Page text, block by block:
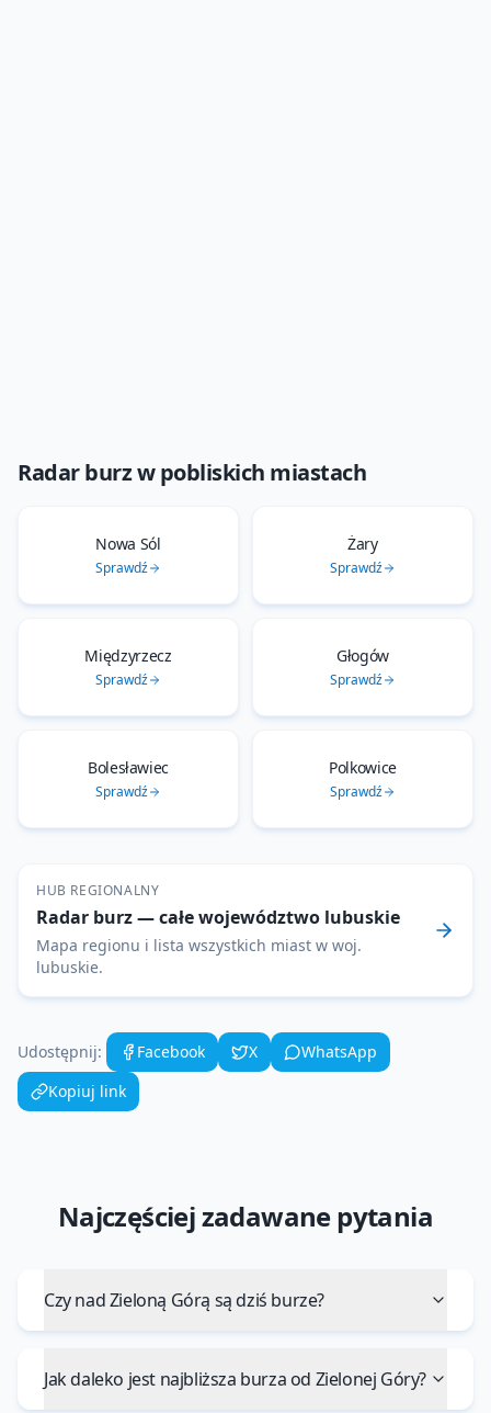
Radar burzw pobliskich miastach
Nowa Sól
Sprawdź
Żary
Sprawdź
Międzyrzecz
Sprawdź
Głogów
Sprawdź
Bolesławiec
Sprawdź
Polkowice
Sprawdź
HUB REGIONALNY
Radar burz— całe województwo lubuskie
Mapa regionu i lista wszystkich miast w woj.
lubuskie.
Udostępnij: Facebook X
WhatsApp
Kopiuj link
Najczęściej zadawane pytania
Czy nad Zieloną Górą są dziś burze?
Jak daleko jest najbliższa burza od Zielonej Góry?